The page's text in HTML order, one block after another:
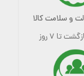
و سلامت کالا
تا ۷ روز